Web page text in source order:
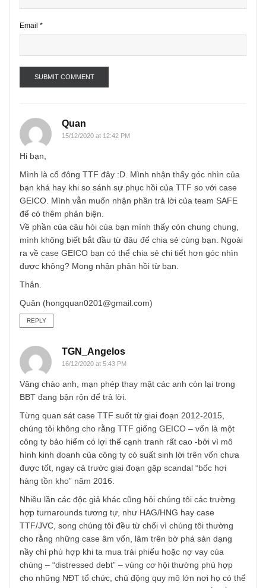
Name*
Quan
15/12/2020 at 12:42 PM
Hi bạn,
Mình là cổ đông TTF đây :D. Mình nhận thấy góc nhìn
bạn khá hay khi so sánh sự phục hồi của TTF so với case
GEICO. Mình vẫn muốn nhận phần trả lời của team SAFE
để có thêm phản biện.
mình không biết bắt đầu từ đâu để chia sẻ cùng bạn.
ra về case GEICO bạn có thể chia sẻ chi tiết hơn góc nhìn
được không? Mong nhận phản hồi từ bạn.
Thân.
Quân (hongquan0201@gmail.com)
TGN_Angelos
16/12/2020 at 5:43 PM
Vâng chào anh, mạn phép thay mặt các anh còn lại trong
BBT đang bận rộn để trả lời.
Từng quan sát case TTF suốt từ giai đoạn 2012-2015,
chúng tôi không cho rằng TTF giống GEICO – vốn là một
công ty bảo hiểm có lợi thế cạnh tranh rất cao -bởi vì mô
hình kinh doanh của công ty có suất sinh lời trên vốn chưa